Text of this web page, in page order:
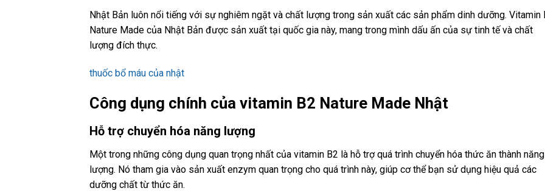
Nhật Bản luôn nổi tiếng với sự nghiêm ngặt và chất lượng trong sản xuất các sản phẩm dinh dưỡng. Vitamin
Nature Made của Nhật Bản được sản xuất tại quốc gia này, mang trong mình dấu ấn của sự tinh tế và chất
lượng đích thực.
thuốc bổ máu của nhật
Công dụng chính của vitamin B2 Nature Made Nhật
Hỗ trợ chuyển hóa năng lượng
Một trong những công dụng quan trọng nhất của vitamin B2 là hỗ trợ quá trình chuyển hóa thức ăn thành năng
lượng. Nó tham gia vào sản xuất enzym quan trọng cho quá trình này, giúp cơ thể bạn sử dụng hiệu quả các
dưỡng chất từ thức ăn.